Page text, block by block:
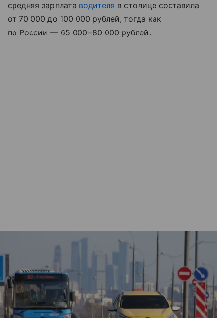
средняя зарплата водителя в столице составила
от 70 000 до 100 000 рублей, тогда как
по России — 65 000−80 000 рублей.